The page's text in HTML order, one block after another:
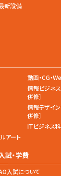
新設備
動画・CG・
情報ビジネ
併修］
情報デザイ
併修］
ITビジネス科
アート
入試・学費
入試について